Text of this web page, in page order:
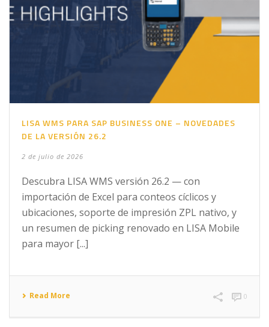
LISA WMS PARA SAP BUSINESS ONE – NOVEDADES
DE LA VERSIÓN 26.2
2 de julio de 2026
Descubra LISA WMS versión 26.2 — con
importación de Excel para conteos cíclicos y
ubicaciones, soporte de impresión ZPL nativo, y
un resumen de picking renovado en LISA Mobile
para mayor [...]
Read More 0